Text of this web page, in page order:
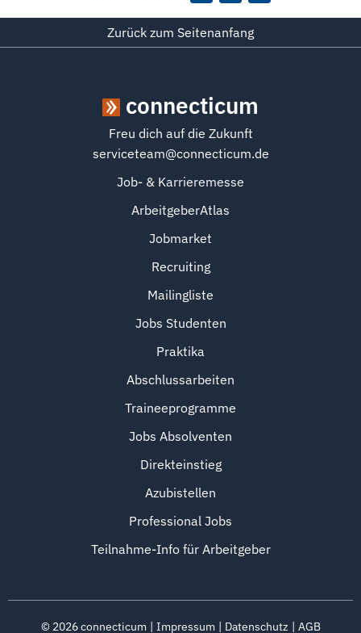
Zurück zum Seitenanfang
connecticum
Freu dich auf die Zukunft
serviceteam@connecticum.de
Job- & Karrieremesse
ArbeitgeberAtlas
Jobmarket
Recruiting
Mailingliste
Jobs Studenten
Praktika
Abschlussarbeiten
Traineeprogramme
Jobs Absolventen
Direkteinstieg
Azubistellen
Professional Jobs
Teilnahme-Info für Arbeitgeber
© 2026connecticum Impressum Datenschutz AGB